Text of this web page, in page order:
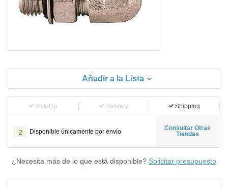
Añadir a la Lista
Pick-Up Delivery Shipping
2 Disponible únicamente por envío
Consultar Otras
Tiendas
¿Necesita más de lo que está disponible? Solicitar presupuesto